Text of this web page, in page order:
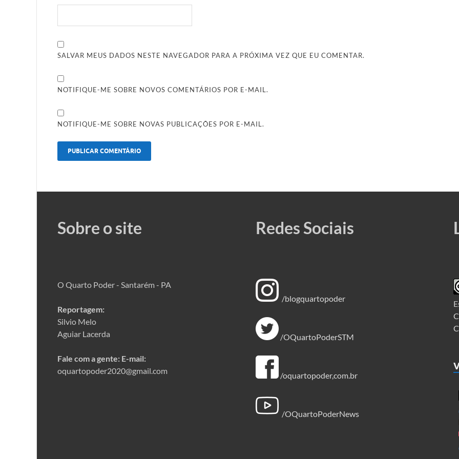
SALVAR MEUS DADOS NESTE NAVEGADOR PARA A PRÓXIMA VEZ QUE EU COMENTAR.
NOTIFIQUE-ME SOBRE NOVOS COMENTÁRIOS POR E-MAIL.
NOTIFIQUE-ME SOBRE NOVAS PUBLICAÇÕES POR E-MAIL.
Sobre o site
O Quarto Poder - Santarém - PA
Reportagem:
Silvio Melo
Aguiar Lacerda
Fale com a gente: E-mail:
oquartopoder2020@gmail.com
Redes Sociais
/blogquartopoder
/OQuartoPoderSTM
/oquartopoder,com.br
/OQuartoPoderNews